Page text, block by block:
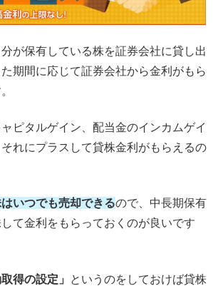
が保有している株を証券会社に貸し出
期間に応じて証券会社から金利がもら
ピタルゲイン、配当金のインカムゲイ
れにプラスして貸株金利がもらえるの
いつでも売却できるので、中長期保有
て金利をもらっておくのが良いです
取得の設定」
というのをしておけば貸株